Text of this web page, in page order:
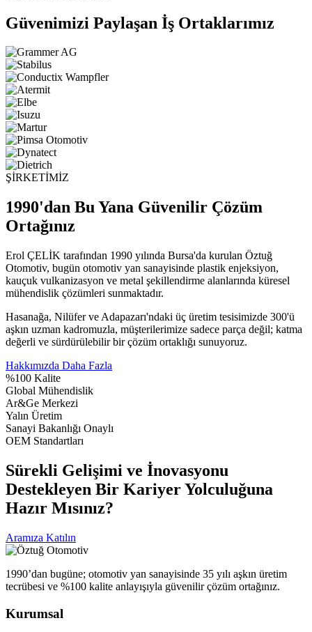
Güvenimizi Paylaşan İş Ortaklarımız
ŞİRKETİMİZ
1990'dan Bu Yana Güvenilir Çözüm
Ortağınız
Erol ÇELİK tarafından 1990 yılında Bursa'da kurulan Öztuğ
Otomotiv, bugün otomotiv yan sanayisinde plastik enjeksiyon,
kauçuk vulkanizasyon ve metal şekillendirme alanlarında küresel
mühendislik çözümleri sunmaktadır.
Hasanağa, Nilüfer ve Adapazarı'ndaki üç üretim tesisimizde 300'ü
aşkın uzman kadromuzla, müşterilerimize sadece parça değil; katma
değerli ve sürdürülebilir bir çözüm ortaklığı sunuyoruz.
Hakkımızda Daha Fazla
%100 Kalite
Global Mühendislik
Ar&Ge Merkezi
Yalın Üretim
Sanayi Bakanlığı Onaylı
OEM Standartları
Sürekli Gelişimi ve İnovasyonu
Destekleyen Bir Kariyer Yolculuğuna
Hazır Mısınız?
Aramıza Katılın
1990’dan bugüne; otomotiv yan sanayisinde 35 yılı aşkın üretim
tecrübesi ve %100 kalite anlayışıyla güvenilir çözüm ortağınız.
Kurumsal